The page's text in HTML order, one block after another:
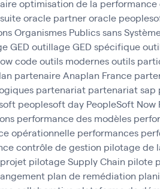
optimisation de la performance
oracle partneroracle
Organismes Publics sans
GED outillage GED spécifique
codeoutils modernesoutils
partenaire Anaplan France
partenariat partenariat sap
peoplesoft day PeopleSoft Now
performance des modèles
opérationnelle performances
contrôle de gestion pilotage de
pilotage Supply Chain pilote
plan de remédiation